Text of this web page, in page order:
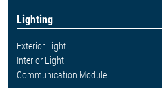
Lighting
Exterior Light
Interior Light
Communication Module